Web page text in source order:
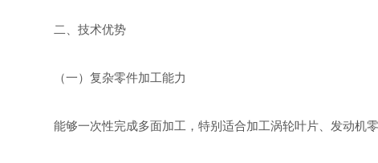
二、技术优势
（一）复杂零件加工能力
能够一次性完成多面加工，特别适合加工涡轮叶片、发动机